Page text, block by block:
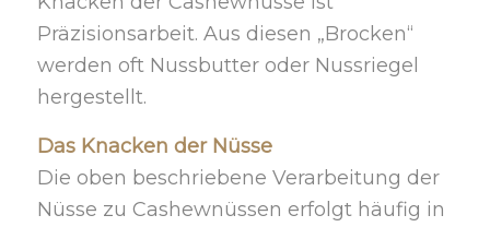
Präzisionsarbeit. Aus diesen „Brocken“
werden oft Nussbutter oder Nussriegel
hergestellt.
Das Knacken der Nüsse
Die oben beschriebene Verarbeitung der
Nüsse zu Cashewnüssen erfolgt häufig in